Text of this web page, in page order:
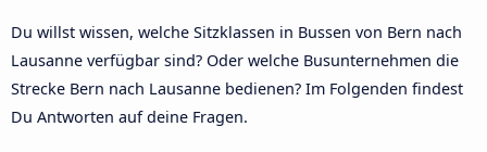
Du willst wissen, welche Sitzklassen in Bussen von Bern nach
Lausanne verfügbar sind? Oder welche Busunternehmen die
Strecke Bern nach Lausanne bedienen? Im Folgenden findest
Du Antworten auf deine Fragen.